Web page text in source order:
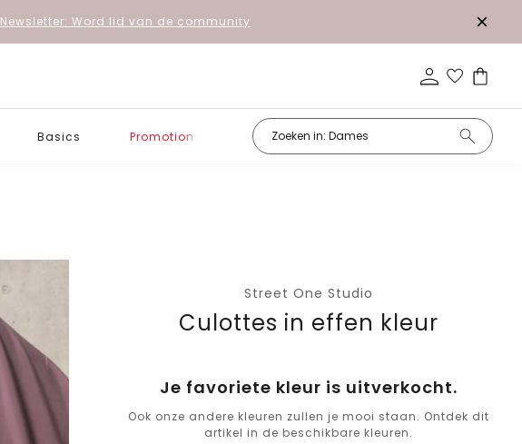
Newsletter: Word lid van de community
Basics Promotion
Street One Studio
Culottes in effen kleur
Je favoriete kleur is uitverkocht.
Ook onze andere kleuren zullen je mooi staan. Ontdek dit
artikel in de beschikbare kleuren.